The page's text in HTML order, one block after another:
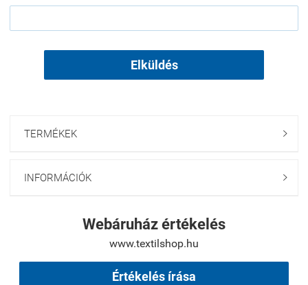
Elküldés
TERMÉKEK 
INFORMÁCIÓK 
Webáruház értékelés
www.textilshop.hu
Értékelés írása